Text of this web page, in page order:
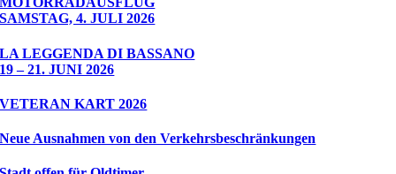
SAMSTAG, 4. JULI 2026
LA LEGGENDA DI BASSANO
19 – 21. JUNI 2026
VETERAN KART 2026
Neue Ausnahmen von den Verkehrsbeschränkungen